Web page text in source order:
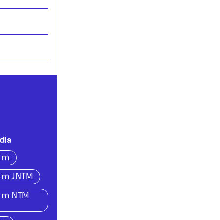
JNTM
NTM